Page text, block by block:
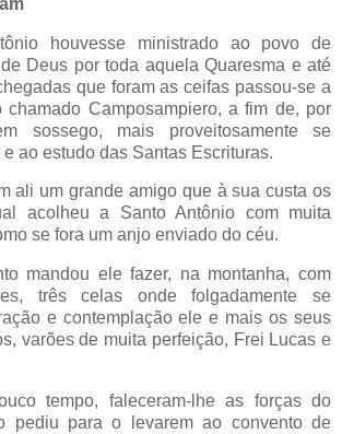
houvesse ministrado ao povo de
Deus por toda aquela Quaresma e até
que foram as ceifas passou-se a
chamado Camposampiero, a fim de, por
sossego, mais proveitosamente se
ao estudo das Santas Escrituras.
ali um grande amigo que à sua custa os
acolheu a Santo Antônio com muita
se fora um anjo enviado do céu.
mandou ele fazer, na montanha, com
três celas onde folgadamente se
e contemplação ele e mais os seus
varões de muita perfeição, Frei Lucas e
tempo, faleceram-lhe as forças do
pediu para o levarem ao convento de